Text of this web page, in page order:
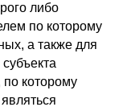
либо
по которому
а также для
которому